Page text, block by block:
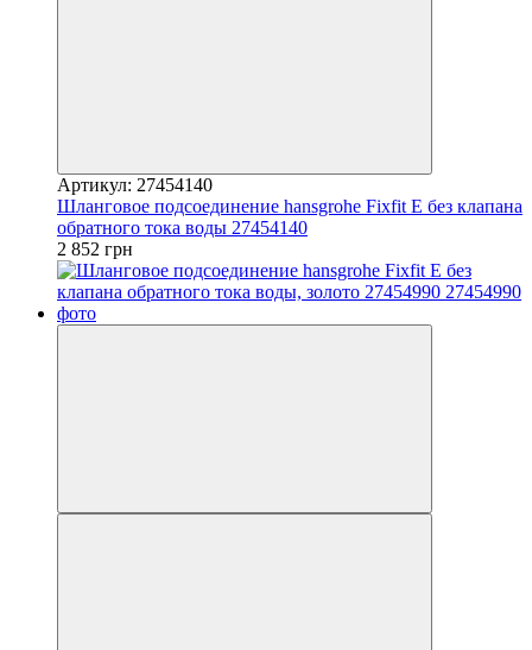
Артикул: 27454140
Шланговое подсоединение hansgrohe Fixfit E без клапана
обратного тока воды 27454140
2 852 грн